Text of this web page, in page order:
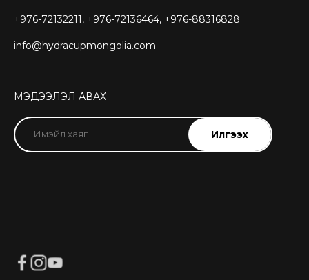
+976-72132211, +976-72136464, +976-88316828
info@hydracupmongolia.com
МЭДЭЭЛЭЛ АВАХ